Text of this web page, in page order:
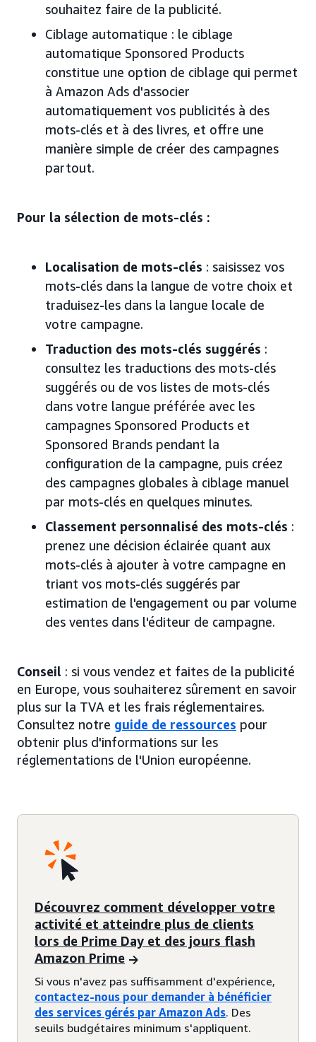
souhaitez faire de la publicité.
Ciblage automatique : le ciblage
automatique Sponsored Products
constitue une option de ciblage qui permet
à Amazon Ads d'associer
automatiquement vos publicités à des
mots-clés et à des livres, et offre une
manière simple de créer des campagnes
partout.
Pour la sélection de mots-clés :
Localisation de mots-clés : saisissez vos
mots-clés dans la langue de votre choix et
traduisez-les dans la langue locale de
votre campagne.
Traduction des mots-clés suggérés :
consultez les traductions des mots-clés
suggérés ou de vos listes de mots-clés
dans votre langue préférée avec les
campagnes Sponsored Products et
Sponsored Brands pendant la
configuration de la campagne, puis créez
des campagnes globales à ciblage manuel
par mots-clés en quelques minutes.
Classement personnalisé des mots-clés :
prenez une décision éclairée quant aux
mots-clés à ajouter à votre campagne en
triant vos mots-clés suggérés par
estimation de l'engagement ou par volume
des ventes dans l'éditeur de campagne.
Conseil : si vous vendez et faites de la publicité
en Europe, vous souhaiterez sûrement en savoir
plus sur la TVA et les frais réglementaires.
Consultez notre guide de ressources pour
obtenir plus d'informations sur les
réglementations de l'Union européenne.
Découvrez comment développer votre
activité et atteindre plus de clients
lors de Prime Day et des jours flash
Amazon Prime
Si vous n'avez pas suffisamment d'expérience,
contactez-nous pour demander à bénéficier
des services gérés par Amazon Ads. Des
seuils budgétaires minimum s'appliquent.